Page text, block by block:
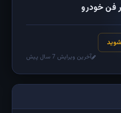
فن خودرو
آخرین ویرایش 7 سال پیش